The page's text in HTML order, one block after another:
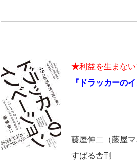
★利益を生まな
『ドラッカーの
藤屋伸二（藤屋
すばる舎刊